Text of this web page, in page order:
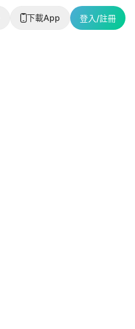
下載App 登入/註冊